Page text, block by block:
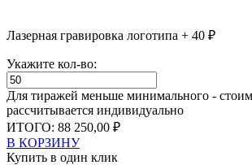
Лазерная гравировка логотипа + 40 ₽
Укажите кол-во:
Для тиражей меньше минимального -
рассчитывается индивидуально
ИТОГО: 88 250,00 ₽
В КОРЗИНУ
Купить в один клик